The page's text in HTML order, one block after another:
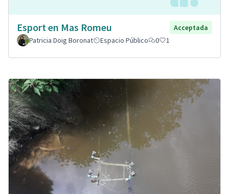
Esport en Mas Romeu
Acceptada
Patricia Doig Boronat
Espacio Público 0 1